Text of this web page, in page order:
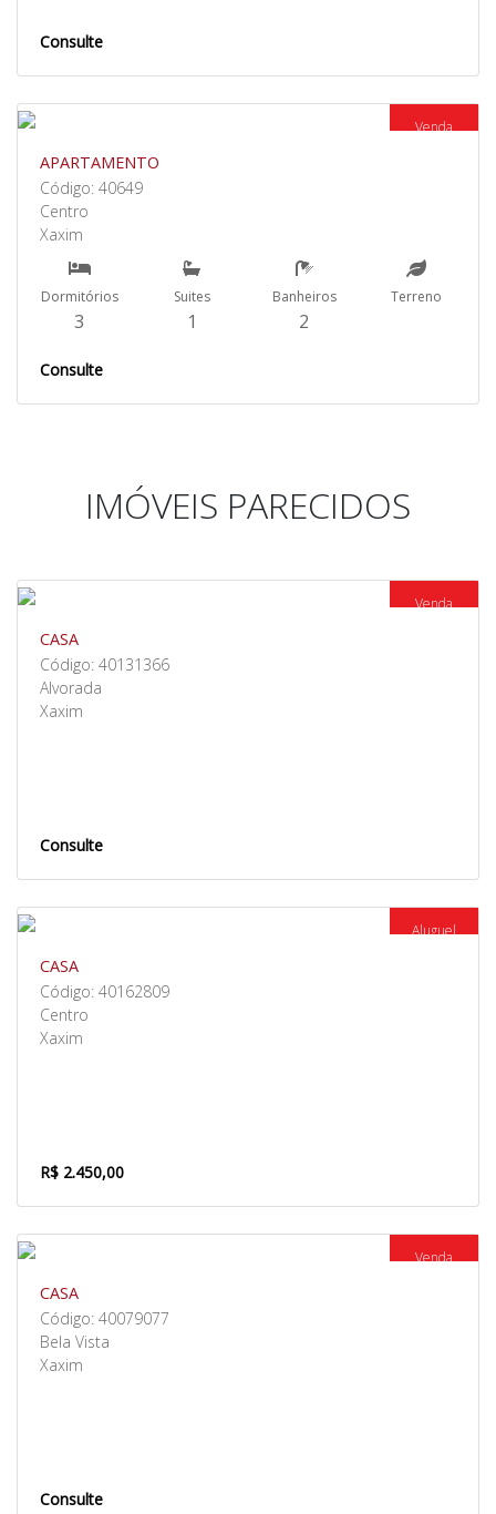
Consulte
Venda
APARTAMENTO
Código: 40649
Centro
Xaxim
Dormitórios
3
Suites
1
Banheiros
2
Terreno
Consulte
IMÓVEIS PARECIDOS
Venda
CASA
Código: 40131366
Alvorada
Xaxim
Consulte
Aluguel
CASA
Código: 40162809
Centro
Xaxim
R$ 2.450,00
Venda
CASA
Código: 40079077
Bela Vista
Xaxim
Consulte